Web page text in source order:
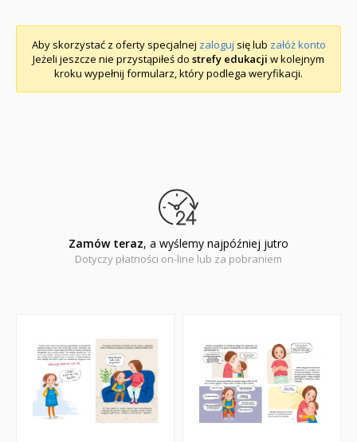
Aby skorzystać z oferty specjalnej zaloguj się lub załóż konto
Jeżeli jeszcze nie przystąpiłeś do strefy edukacji w kolejnym
kroku wypełnij formularz, który podlega weryfikacji.
Zamów teraz, a wyślemy najpóźniej jutro
Dotyczy płatności on-line lub za pobraniem